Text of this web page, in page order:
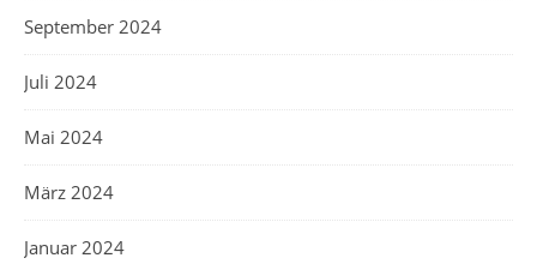
September 2024
Juli 2024
Mai 2024
März 2024
Januar 2024